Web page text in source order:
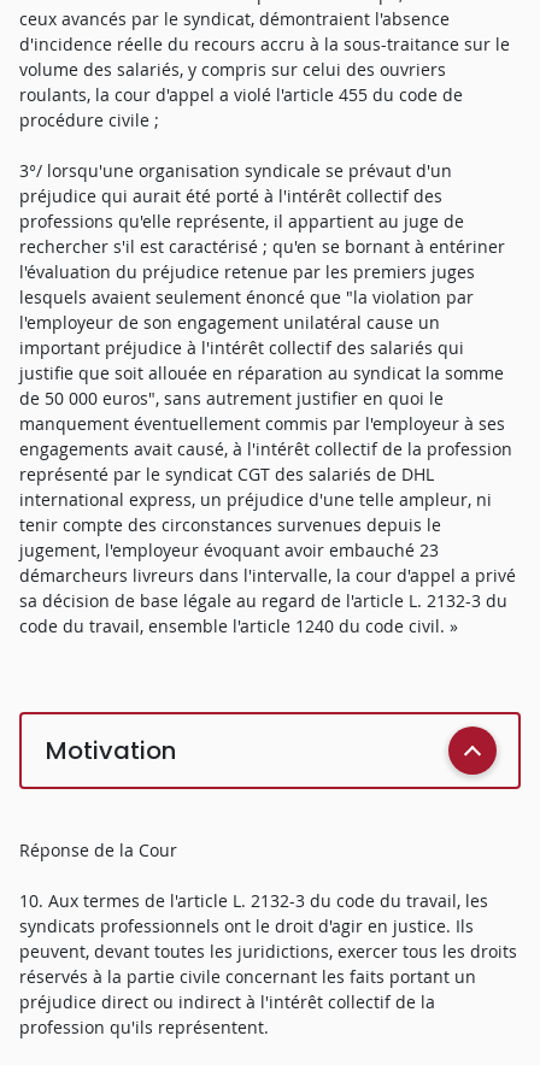
ceux avancés par le syndicat, démontraient l'absence
d'incidence réelle du recours accru à la sous-traitance sur le
volume des salariés, y compris sur celui des ouvriers
roulants, la cour d'appel a violé l'article 455 du code de
procédure civile ;
3°/ lorsqu'une organisation syndicale se prévaut d'un
préjudice qui aurait été porté à l'intérêt collectif des
professions qu'elle représente, il appartient au juge de
rechercher s'il est caractérisé ; qu'en se bornant à entériner
l'évaluation du préjudice retenue par les premiers juges
lesquels avaient seulement énoncé que "la violation par
l'employeur de son engagement unilatéral cause un
important préjudice à l'intérêt collectif des salariés qui
justifie que soit allouée en réparation au syndicat la somme
de 50 000 euros", sans autrement justifier en quoi le
manquement éventuellement commis par l'employeur à ses
engagements avait causé, à l'intérêt collectif de la profession
représenté par le syndicat CGT des salariés de DHL
international express, un préjudice d'une telle ampleur, ni
tenir compte des circonstances survenues depuis le
jugement, l'employeur évoquant avoir embauché 23
démarcheurs livreurs dans l'intervalle, la cour d'appel a privé
sa décision de base légale au regard de l'article L. 2132-3 du
code du travail, ensemble l'article 1240 du code civil. »
Motivation
Réponse de la Cour
10. Aux termes de l'article L. 2132-3 du code du travail, les
syndicats professionnels ont le droit d'agir en justice. Ils
peuvent, devant toutes les juridictions, exercer tous les droits
réservés à la partie civile concernant les faits portant un
préjudice direct ou indirect à l'intérêt collectif de la
profession qu'ils représentent.